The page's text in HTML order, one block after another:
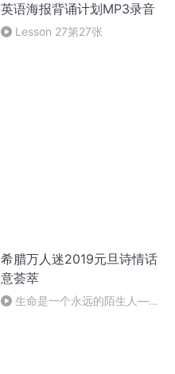
英语海报背诵计划MP3录音
Lesson 27第27张
希腊万人迷2019元旦诗情话
意荟萃
生命是一个永远的陌生人——